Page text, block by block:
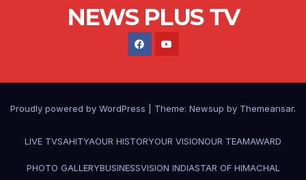
NEWS PLUS TV
Proudly powered by WordPress Theme: Newsup by Themeansar.
LIVE TVSAHITYAOUR HISTORYOUR VISIONOUR TEAMAWARD
PHOTO GALLERYBUSINESSVISION INDIASTAR OF HIMACHAL